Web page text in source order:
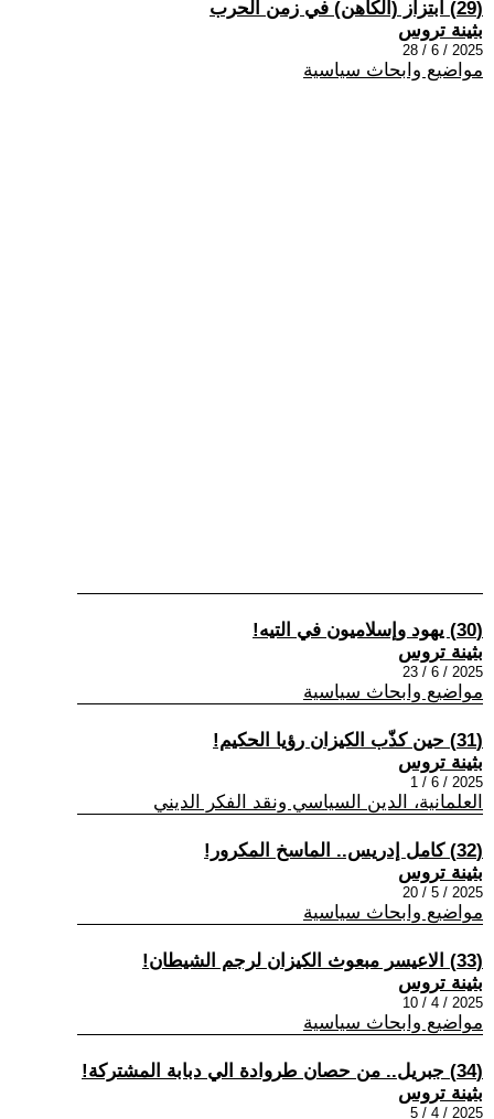
(29) ابتزاز (الكاهن) في زمن الحرب
بثينة تروس
2025 / 6 / 28
مواضيع وابحاث سياسية
(30) يهود وإسلاميون في التيه!
بثينة تروس
2025 / 6 / 23
مواضيع وابحاث سياسية
(31) حين كذّب الكيزان رؤيا الحكيم!
بثينة تروس
2025 / 6 / 1
العلمانية، الدين السياسي ونقد الفكر الديني
(32) كامل إدريس.. الماسخ المكرور!
بثينة تروس
2025 / 5 / 20
مواضيع وابحاث سياسية
(33) الاعيسر مبعوث الكيزان لرجم الشيطان!
بثينة تروس
2025 / 4 / 10
مواضيع وابحاث سياسية
(34) جبريل.. من حصان طروادة الي دبابة المشتركة!
بثينة تروس
2025 / 4 / 5